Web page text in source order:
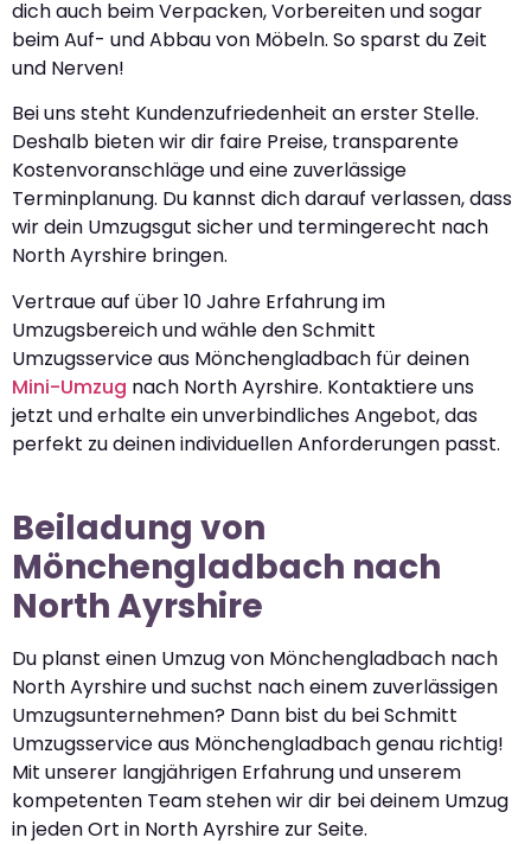
dich auch beim Verpacken, Vorbereiten und sogar
beim Auf- und Abbau von Möbeln. So sparst du Zeit
und Nerven!
Bei uns steht Kundenzufriedenheit an erster Stelle.
Deshalb bieten wir dir faire Preise, transparente
Kostenvoranschläge und eine zuverlässige
Terminplanung. Du kannst dich darauf verlassen, dass
wir dein Umzugsgut sicher und termingerecht nach
North Ayrshire bringen.
Vertraue auf über 10 Jahre Erfahrung im
Umzugsbereich und wähle den Schmitt
Umzugsservice aus Mönchengladbach für deinen
Mini-Umzug nach North Ayrshire. Kontaktiere uns
jetzt und erhalte ein unverbindliches Angebot, das
perfekt zu deinen individuellen Anforderungen passt.
Beiladung von
Mönchengladbach nach
North Ayrshire
Du planst einen Umzug von Mönchengladbach nach
North Ayrshire und suchst nach einem zuverlässigen
Umzugsunternehmen? Dann bist du bei Schmitt
Umzugsservice aus Mönchengladbach genau richtig!
Mit unserer langjährigen Erfahrung und unserem
kompetenten Team stehen wir dir bei deinem Umzug
in jeden Ort in North Ayrshire zur Seite.